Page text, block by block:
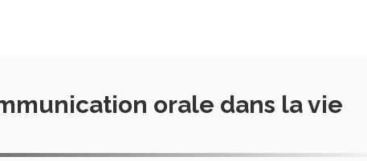
orale dans la vie